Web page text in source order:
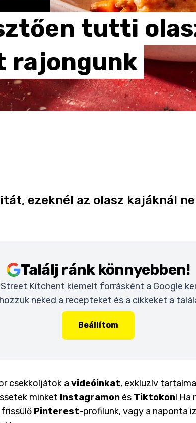
tutti
rajongunk
ezeknél az olasz kajáknál
Találj ránk könnyebben!
Kitchent kiemelt forrásként a Google
neked a recepteket és a cikkeket a
Beállítom
csekkoljátok a videóinkat, exkluzív
minket Instagramon és Tiktokon! Ha
frissülő Pinterest-profilunk, vagy a naponta